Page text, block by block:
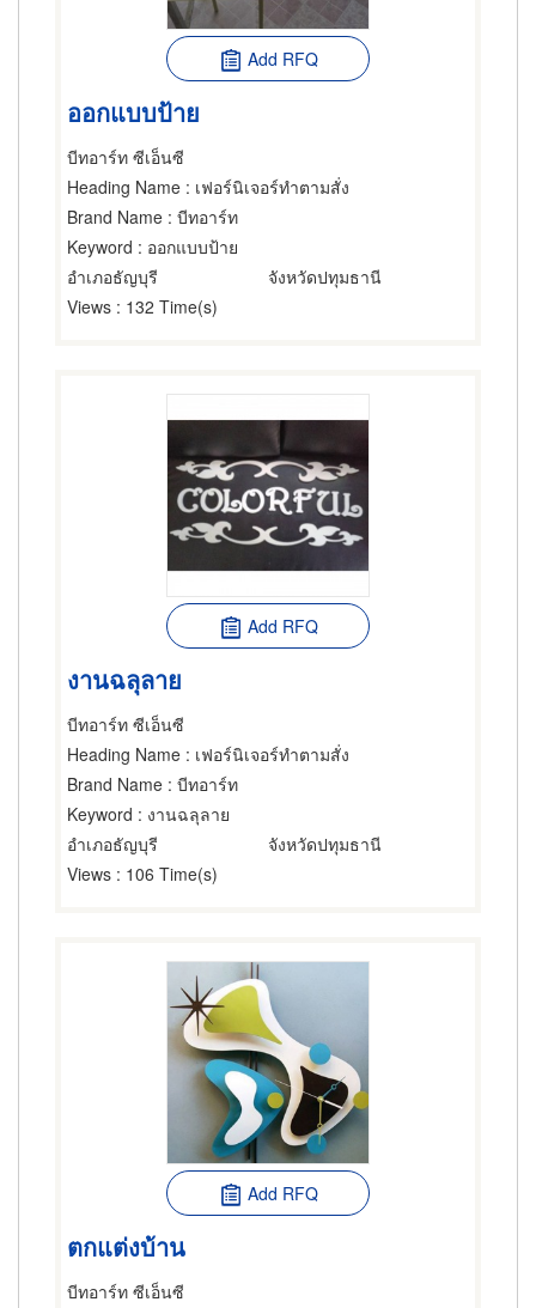
Add RFQ
ออกแบบป้าย
บีทอาร์ท ซีเอ็นซี
Heading Name : เฟอร์นิเจอร์ทำตามสั่ง
Brand Name : บีทอาร์ท
Keyword : ออกแบบป้าย
อำเภอธัญบุรี
จังหวัดปทุมธานี
Views : 132 Time(s)
Add RFQ
งานฉลุลาย
บีทอาร์ท ซีเอ็นซี
Heading Name : เฟอร์นิเจอร์ทำตามสั่ง
Brand Name : บีทอาร์ท
Keyword : งานฉลุลาย
อำเภอธัญบุรี
จังหวัดปทุมธานี
Views : 106 Time(s)
Add RFQ
ตกแต่งบ้าน
บีทอาร์ท ซีเอ็นซี